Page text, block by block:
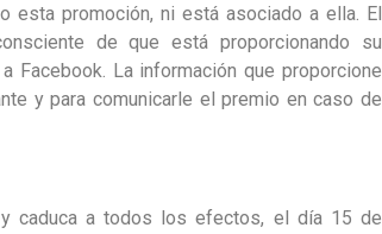
esta promoción, ni está asociado a ella. El
de que está proporcionando su
Facebook. La información que proporcione
y para comunicarle el premio en caso de
caduca a todos los efectos, el día 15 de